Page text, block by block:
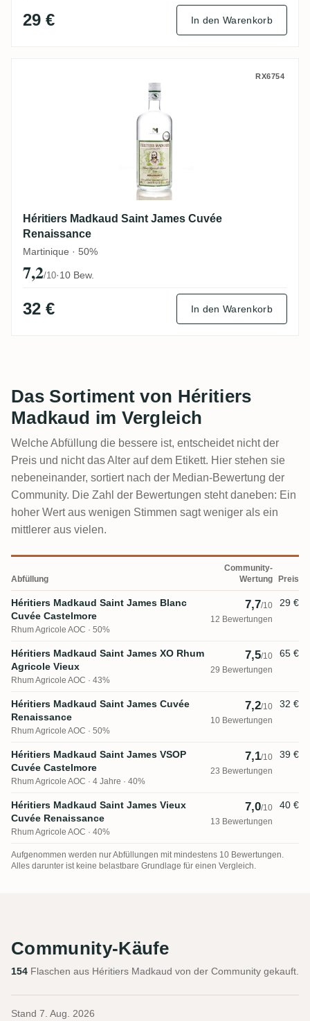
29 € In den Warenkorb
Héritiers Madkaud Saint James Cuvée
RX6754
Héritiers Madkaud Saint James Cuvée
Renaissance
Martinique · 50%
7,2/10·10 Bew.
32 € In den Warenkorb
Das Sortiment von Héritiers
Madkaud im Vergleich
Welche Abfüllung die bessere ist, entscheidet nicht der
Preis und nicht das Alter auf dem Etikett. Hier stehen sie
nebeneinander, sortiert nach der Median-Bewertung der
Community. Die Zahl der Bewertungen steht daneben: Ein
hoher Wert aus wenigen Stimmen sagt weniger als ein
mittlerer aus vielen.
Abfüllung
Community-
Wertung Preis
Héritiers Madkaud Saint James Blanc
Cuvée Castelmore
Rhum Agricole AOC 50%
7,7/10
12 Bewertungen
29 €
Héritiers Madkaud Saint James XO Rhum
Agricole Vieux
Rhum Agricole AOC 43%
7,5/10
29 Bewertungen
65 €
Héritiers Madkaud Saint James Cuvée
Renaissance
Rhum Agricole AOC 50%
7,2/10
10 Bewertungen
32 €
Héritiers Madkaud Saint James VSOP
Cuvée Castelmore
Rhum Agricole AOC 4 Jahre · 40%
7,1/10
23 Bewertungen
39 €
Héritiers Madkaud Saint James Vieux
Cuvée Renaissance
Rhum Agricole AOC 40%
7,0/10
13 Bewertungen
40 €
Aufgenommen werden nur Abfüllungen mit mindestens 10 Bewertungen.
Alles darunter ist keine belastbare Grundlage für einen Vergleich.
Community-Käufe
154 Flaschen aus Héritiers Madkaud von der Community gekauft.
Stand 7. Aug. 2026